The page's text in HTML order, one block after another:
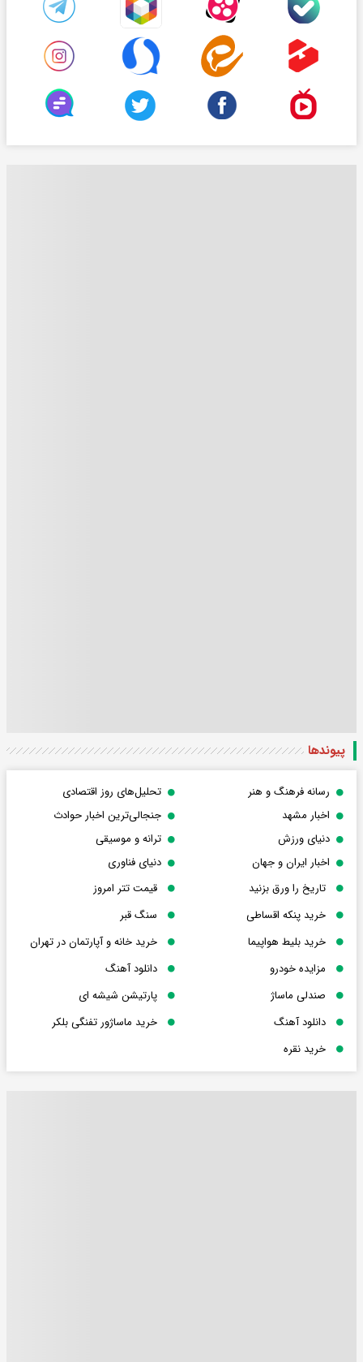
پیوندها
رسانه فرهنگ و هنر
تحلیل‌های روز اقتصادی
اخبار مشهد
جنجالی‌ترین اخبار حوادث
دنیای ورزش
ترانه و موسیقی
اخبار ایران و جهان
دنیای فناوری
تاریخ را ورق بزنید
قیمت تتر امروز
خرید پنکه اقساطی
سنگ قبر
خرید بلیط هواپیما
خرید خانه و آپارتمان در تهران
مزایده خودرو
دانلود آهنگ
صندلی ماساژ
پارتیشن شیشه ای
دانلود آهنگ
خرید ماساژور تفنگی بلکر
خرید نقره